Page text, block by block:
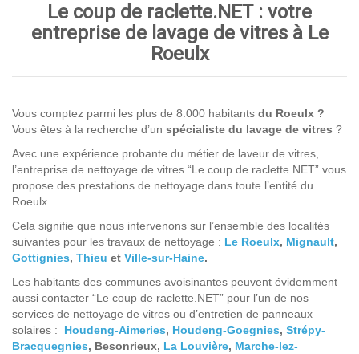
Le coup de raclette.NET : votre
entreprise de lavage de vitres à Le
Roeulx
Vous comptez parmi les plus de 8.000 habitants du Roeulx ?
Vous êtes à la recherche d’un spécialiste du lavage de vitres ?
Avec une expérience probante du métier de laveur de vitres,
l’entreprise de nettoyage de vitres “Le coup de raclette.NET” vous
propose des prestations de nettoyage dans toute l’entité du
Roeulx.
Cela signifie que nous intervenons sur l’ensemble des localités
suivantes pour les travaux de nettoyage : Le Roeulx, Mignault,
Gottignies, Thieu et Ville-sur-Haine.
Les habitants des communes avoisinantes peuvent évidemment
aussi contacter “Le coup de raclette.NET” pour l’un de nos
services de nettoyage de vitres ou d’entretien de panneaux
solaires : Houdeng-Aimeries, Houdeng-Goegnies, Strépy-
Bracquegnies, Besonrieux, La Louvière, Marche-lez-